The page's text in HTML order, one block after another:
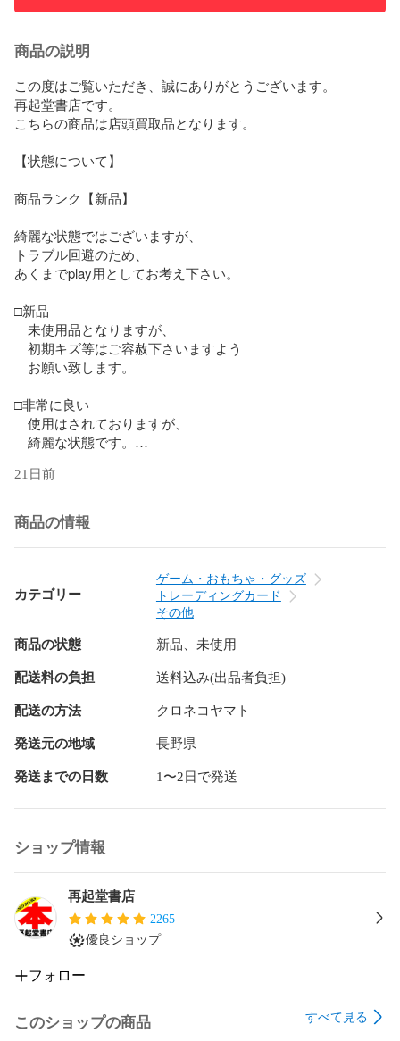
商品の説明
この度はご覧いただき、誠にありがとうございます。
再起堂書店です。
こちらの商品は店頭買取品となります。
【状態について】
商品ランク【新品】
綺麗な状態ではございますが、
トラブル回避のため、
あくまでplay用としてお考え下さい。
□新品
未使用品となりますが、
初期キズ等はご容赦下さいますよう
お願い致します。
□非常に良い
使用はされておりますが、
綺麗な状態です。
□良い
□　可
折れ・キズ・欠け等の
強いダメージがありますが、
プレイをする上では問題ございません。
【配送について】
ご注文の当日もしくは翌日（店休日を除く）に
発送させて戴きます。
写真をご確認の上でのご購入をお願いいたします。
・店舗併売の為、
品切れになる場合がございますので、
ご理解の上ご注文下さいますようお願い申し上げます。
・高精細カメラによる発送前の商品の撮影と、
発送時の撮影を行っております。
ある場合を除き、
21日前
商品の情報
カテゴリー
ゲーム・おもちゃ・グッズ
トレーディングカード
その他
商品の状態 新品、未使用
配送料の負担 送料込み(出品者負担)
配送の方法 クロネコヤマト
発送元の地域 長野県
発送までの日数 1〜2日で発送
ショップ情報
再起堂書店
2265
優良ショップ
フォロー
このショップの商品 すべて見る